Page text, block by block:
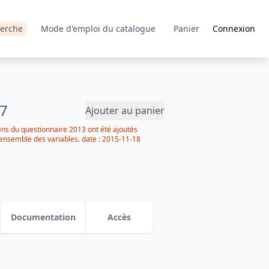
Mode d'emploi du catalogue Panier Connexion
Ajouter au panier
du questionnaire 2013 ont été ajoutés
des variables.date :2015-11-18
Documentation Accès